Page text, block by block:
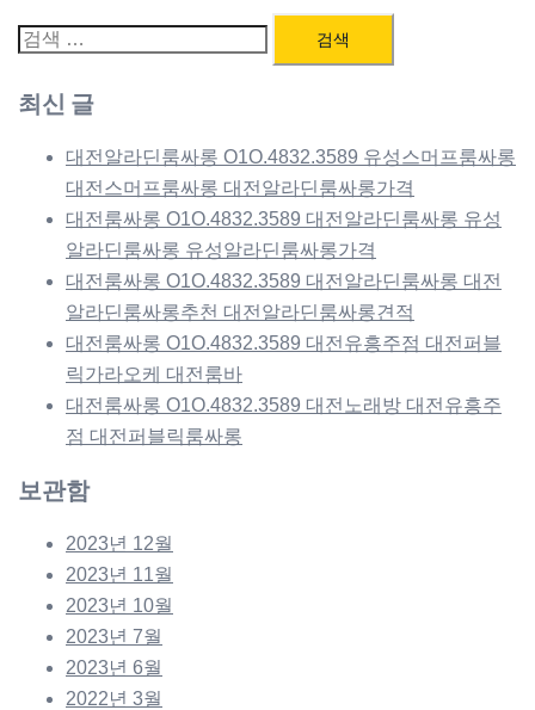
검
최신 글
대전알라딘룸싸롱 O1O.4832.3589 유성스머프룸싸롱
대전스머프룸싸롱 대전알라딘룸싸롱가격
대전룸싸롱 O1O.4832.3589 대전알라딘룸싸롱 유성
알라딘룸싸롱 유성알라딘룸싸롱가격
대전룸싸롱 O1O.4832.3589 대전알라딘룸싸롱 대전
알라딘룸싸롱추천 대전알라딘룸싸롱견적
대전룸싸롱 O1O.4832.3589 대전유흥주점 대전퍼블
릭가라오케 대전룸바
대전룸싸롱 O1O.4832.3589 대전노래방 대전유흥주
점 대전퍼블릭룸싸롱
보관함
2023년 12월
2023년 11월
2023년 10월
2023년 7월
2023년 6월
2022년 3월